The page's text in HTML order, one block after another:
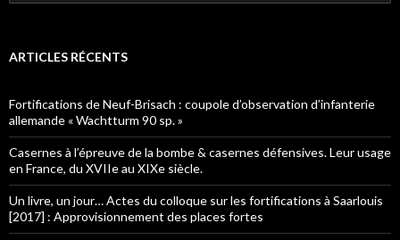
ARTICLES RÉCENTS
Fortifications de Neuf-Brisach : coupole d’observation d’infanterie
allemande « Wachtturm 90 sp. »
Casernes à l’épreuve de la bombe & casernes défensives. Leur usage
en France, du XVIIe au XIXe siècle.
Un livre, un jour… Actes du colloque sur les fortifications à Saarlouis
[2017] : Approvisionnement des places fortes